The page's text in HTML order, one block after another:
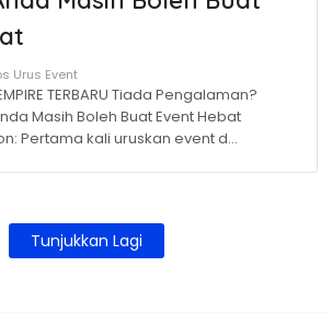
Urus Event
TERBARU Tiada Pengalaman?
Masih Boleh Buat Event Hebat
Pertama kali uruskan event d…
Tunjukkan Lagi